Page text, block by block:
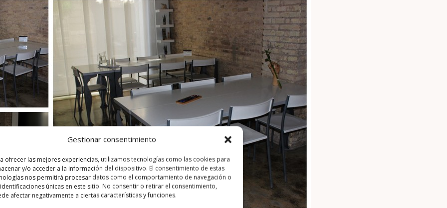
Gestionar consentimiento
ofrecer las mejores experiencias, utilizamos tecnologías como las cookies para
y/o acceder a la información del dispositivo. El consentimiento de estas
nos permitirá procesar datos como el comportamiento de navegación o
únicas en este sitio. No consentir o retirar el consentimiento,
afectar negativamente a ciertas características y funciones.